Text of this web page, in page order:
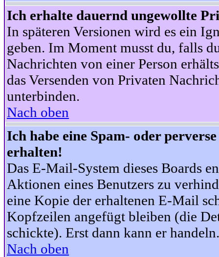
Ich erhalte dauernd ungewollte
In späteren Versionen wird es ein
geben. Im Moment musst du, falls
Nachrichten von einer Person
das Versenden von Privaten
unterbinden.
Nach oben
Ich habe eine Spam- oder
erhalten!
Das E-Mail-System dieses Boards
Aktionen eines Benutzers zu
eine Kopie der erhaltenen E-Mail
Kopfzeilen angefügt bleiben (die
schickte). Erst dann kann er handeln.
Nach oben